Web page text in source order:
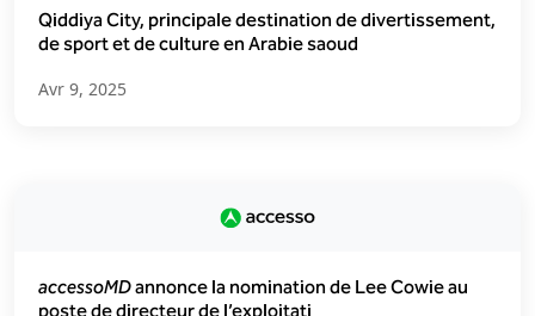
Qiddiya City, principale destination de divertissement,
de sport et de culture en Arabie saoud
Avr 9, 2025
accessoMDannonce la nomination de Lee Cowie au
poste de directeur de l’exploitati